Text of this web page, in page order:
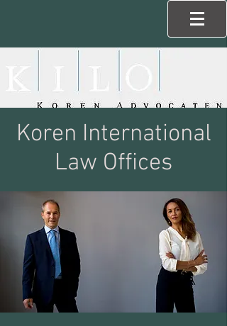
Koren International
Law Offices